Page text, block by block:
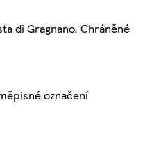
di Gragnano. Chráněné
označení